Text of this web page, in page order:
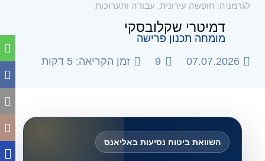
לגרמניה: חופשה עירונית, עבודה ותערוכות
דמיטרי שקלובסקי
מומחה תכנון פרישה
07.07.2026
9 זמן הקריאה: 5 דקות
השוואת ביטוח נסיעות באליאנס